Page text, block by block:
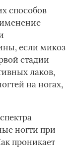
способов
если микоз
стадии
лаков,
на ногах,
ногти при
проникает